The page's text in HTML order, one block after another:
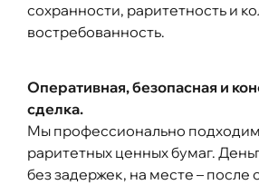
сохранности, раритетность и
востребованность.
Оперативная, безопасная и
сделка.
Мы профессионально подходим
раритетных ценных бумаг.
без задержек, на месте – после